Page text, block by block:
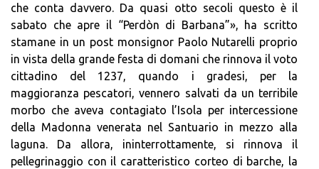
che conta davvero. Da quasi otto secoli questo è il
sabato che apre il “Perdòn di Barbana”», ha scritto
stamane in un post monsignor Paolo Nutarelli proprio
in vista della grande festa di domani che rinnova il voto
cittadino del 1237, quando i gradesi, per la
maggioranza pescatori, vennero salvati da un terribile
morbo che aveva contagiato l’Isola per intercessione
della Madonna venerata nel Santuario in mezzo alla
laguna. Da allora, ininterrottamente, si rinnova il
pellegrinaggio con il caratteristico corteo di barche, la